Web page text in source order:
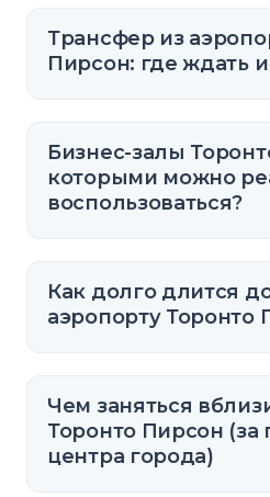
Трансфер из
Пирсон: где ждать
Бизнес-залы
которыми можно
воспользоваться?
Как долго длится
аэропорту Торонто
Чем заняться
Торонто Пирсон
центра города)